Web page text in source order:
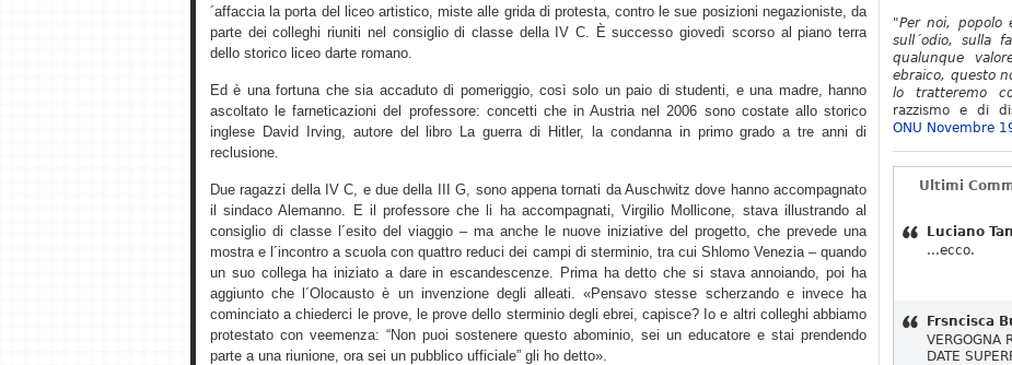
´affaccia la porta del liceo artistico, miste alle grida di protesta, contro le sue posizioni negazioniste, da
parte dei colleghi riuniti nel consiglio di classe della IV C. È successo giovedì scorso al piano terra
dello storico liceo darte romano.
Ed è una fortuna che sia accaduto di pomeriggio, così solo un paio di studenti, e una madre, hanno
ascoltato le farneticazioni del professore: concetti che in Austria nel 2006 sono costate allo storico
inglese David Irving, autore del libro La guerra di Hitler, la condanna in primo grado a tre anni di
reclusione.
Due ragazzi della IV C, e due della III G, sono appena tornati da Auschwitz dove hanno accompagnato
il sindaco Alemanno. E il professore che li ha accompagnati, Virgilio Mollicone, stava illustrando al
consiglio di classe l´esito del viaggio – ma anche le nuove iniziative del progetto, che prevede una
mostra e l´incontro a scuola con quattro reduci dei campi di sterminio, tra cui Shlomo Venezia – quando
un suo collega ha iniziato a dare in escandescenze. Prima ha detto che si stava annoiando, poi ha
aggiunto che l´Olocausto è un invenzione degli alleati. «Pensavo stesse scherzando e invece ha
cominciato a chiederci le prove, le prove dello sterminio degli ebrei, capisce? Io e altri colleghi abbiamo
protestato con veemenza: “Non puoi sostenere questo abominio, sei un educatore e stai prendendo
parte a una riunione, ora sei un pubblico ufficiale” gli ho detto».
"Per noi, popolo
sull´odio, sulla
qualunque
ebraico, questo
lo tratteremo
razzismo e di
ONU Novembre
Ultimi
Luciano
...ecco.
Frsncisca
VERGOGNA
DATE